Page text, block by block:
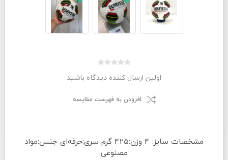
اولین ارسال کننده دیدگاه باشید
افزودن به فهرست مقایسه
مشخصات سایز: 4 وزن:425 گرم سری:حرفه‌ای جنس:مواد
مصنوعی